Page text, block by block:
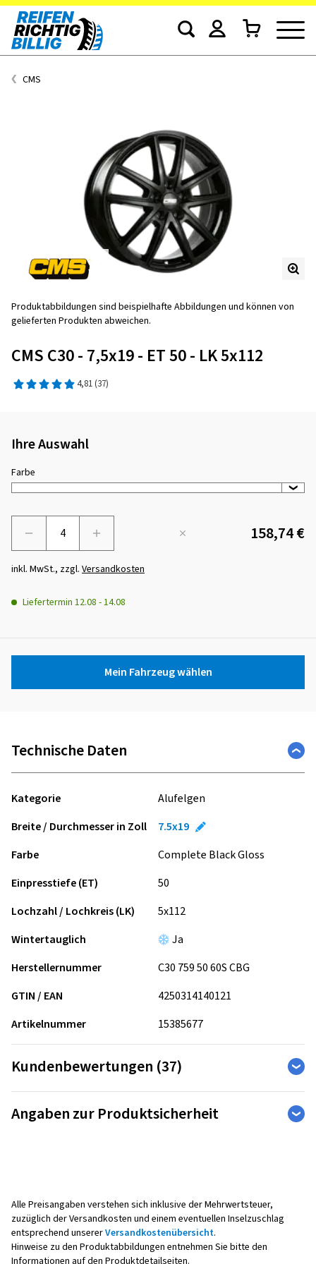
CMS
Produktabbildungen sind beispielhafte Abbildungen und können von
gelieferten Produkten abweichen.
CMS C30 - 7,5x19 - ET 50 - LK 5x112
4,81 (37)
Ihre Auswahl
Farbe
158,74 €
inkl. MwSt., zzgl. Versandkosten
Liefertermin 12.08 -14.08
Mein Fahrzeug wählen
Technische Daten
Kategorie
Alufelgen
Breite / Durchmesser in Zoll
7.5x19
Farbe
Complete Black Gloss
Einpresstiefe (ET)
50
Lochzahl / Lochkreis (LK)
5x112
Wintertauglich
Ja
Herstellernummer
C30 759 50 60S CBG
GTIN / EAN
4250314140121
Artikelnummer
15385677
Kundenbewertungen (37)
4,81
von insgesamt 37 Bewertungen
5 Sterne
4 Sterne (7)
3 Sterne
Angaben zur Produktsicherheit
68789 St Leon-Rot
Deutschland
Kontakt für Produktsicherheit (kein
Alle Preisangaben verstehen sich inklusive der Mehrwertsteuer,
zuzüglich der Versandkosten und einem eventuellen Inselzuschlag
entsprechend unsererVersandkostenübersicht.
Hinweise zu den Produktabbildungen entnehmen Sie bitte den
Informationen auf den Produktdetailseiten.